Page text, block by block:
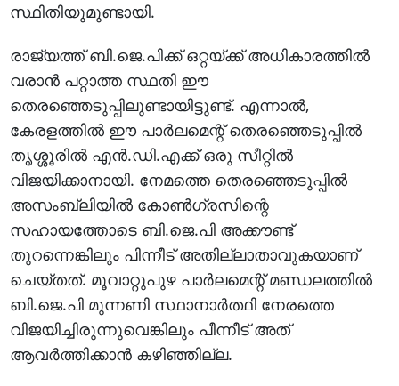
സ്ഥിതിയുമുണ്ടായി.
രാജ്യത്ത്‌ ബി.ജെ.പിക്ക്‌ ഒറ്റയ്‌ക്ക്‌ അധികാരത്തില്‍
വരാന്‍ പറ്റാത്ത സ്ഥതി ഈ
തെരഞ്ഞെടുപ്പിലുണ്ടായിട്ടുണ്ട്‌. എന്നാല്‍,
കേരളത്തില്‍ ഈ പാര്‍ലമെന്റ്‌ തെരഞ്ഞെടുപ്പില്‍
തൃശ്ശൂരില്‍ എന്‍.ഡി.എക്ക്‌ ഒരു സീറ്റില്‍
വിജയിക്കാനായി. നേമത്തെ തെരഞ്ഞെടുപ്പില്‍
അസംബ്ലിയില്‍ കോണ്‍ഗ്രസിന്റെ
സഹായത്തോടെ ബി.ജെ.പി അക്കൗണ്ട്‌
തുറന്നെങ്കിലും പിന്നീട്‌ അതില്ലാതാവുകയാണ്‌
ചെയ്‌തത്‌. മൂവാറ്റുപുഴ പാര്‍ലമെന്റ്‌ മണ്ഡലത്തില്‍
ബി.ജെ.പി മുന്നണി സ്ഥാനാര്‍ത്ഥി നേരത്തെ
വിജയിച്ചിരുന്നുവെങ്കിലും പീന്നീട്‌ അത്‌
ആവര്‍ത്തിക്കാന്‍ കഴിഞ്ഞില്ല.